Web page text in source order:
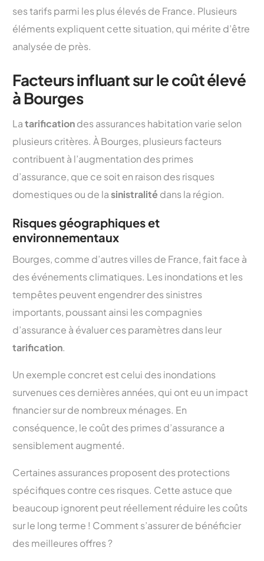
ses tarifs parmi les plus élevés de France. Plusieurs
éléments expliquent cette situation, qui mérite d’être
analysée de près.
Facteurs influant sur le coût élevé
à Bourges
Latarificationdes assurances habitation varie selon
plusieurs critères. À Bourges, plusieurs facteurs
contribuent à l’augmentation des primes
d’assurance, que ce soit en raison des risques
domestiques ou de lasinistralité dans la région.
Risques géographiques et
environnementaux
Bourges, comme d’autres villes de France, fait face à
des événements climatiques. Les inondations et les
tempêtes peuvent engendrer des sinistres
importants, poussant ainsi les compagnies
d’assurance à évaluer ces paramètres dans leur
tarification.
Un exemple concret est celui des inondations
survenues ces dernières années, qui ont eu un impact
financier sur de nombreux ménages. En
conséquence, le coût des primes d’assurance a
sensiblement augmenté.
Certaines assurances proposent des protections
spécifiques contre ces risques. Cette astuce que
beaucoup ignorent peut réellement réduire les coûts
sur le long terme ! Comment s’assurer de bénéficier
des meilleures offres ?